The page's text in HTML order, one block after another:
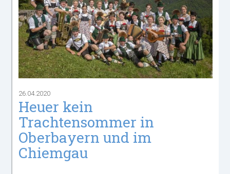
26.04.2020
Heuer kein
Trachtensommer in
Oberbayern und im
Chiemgau